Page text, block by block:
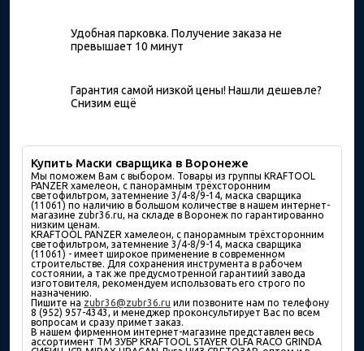
Удобная парковка. Получение заказа не
превышает 10 минут
Гарантия самой низкой цены! Нашли дешевле?
Снизим ещё
Купить Маски сварщика в Воронеже
Мы поможем Вам с выбором. Товары из группы KRAFTOOL
PANZER хамелеон, с панорамным трёхсторонним
светофильтром, затемнение 3/4-8/9-14, маска сварщика
(11061) по наличию в большом количествe в нашем интернет-
магазине zubr36.ru, на складе в Воронеж по гарантированно
низким ценам.
KRAFTOOL PANZER хамелеон, с панорамным трёхсторонним
светофильтром, затемнение 3/4-8/9-14, маска сварщика
(11061) - имеет широкое применение в современном
строительстве. Для сохранения инструмента в рабочем
состоянии, а так же предусмотренной гарантиий завода
изготовителя, рекомендуем использовать его строго по
назначению.
Пишите на zubr36@zubr36.ru или позвоните нам по телефону
8 (952) 957-4343, и менеджер проконсультирует Вас по всем
вопросам и сразу примет заказ.
В нашем фирменном интернет-магазине представлен весь
ассортимент ТМ ЗУБР KRAFTOOL STAYER OLFA RACO GRINDA